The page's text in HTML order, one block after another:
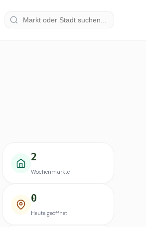
2
Wochenmärkte
0
Heute geöffnet